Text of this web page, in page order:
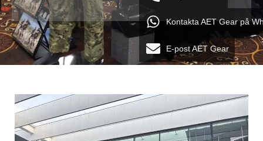
Kontakta AET Gear på
E-post AET Gear